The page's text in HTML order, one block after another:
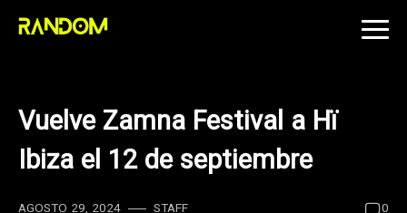
Skip
Vuelve Zamna Festival a Hï
Ibiza el 12 de septiembre
AGOSTO 29, 2024 STAFF 0